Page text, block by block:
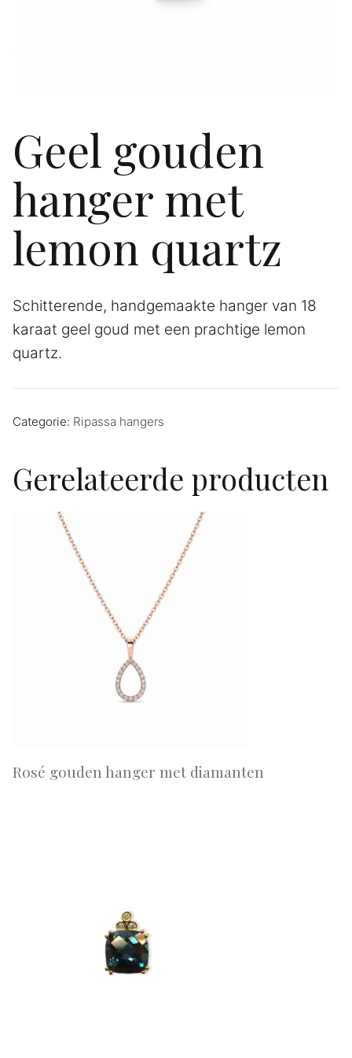
Geel gouden
hanger met
lemon quartz
Schitterende, handgemaakte hanger van 18
karaat geel goud met een prachtige lemon
quartz.
Categorie: Ripassa hangers
Gerelateerde producten
Rosé gouden hanger met diamanten